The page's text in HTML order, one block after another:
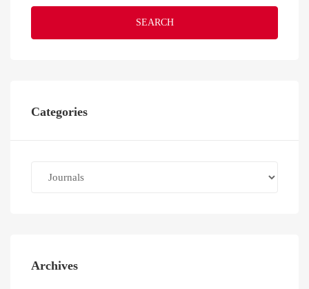
SEARCH
Categories
Archives